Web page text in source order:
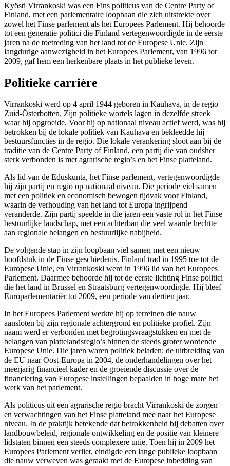
Kyösti Virrankoski was een Fins politicus van de Centre Party of
Finland, met een parlementaire loopbaan die zich uitstrekte over
zowel het Finse parlement als het Europees Parlement. Hij behoorde
tot een generatie politici die Finland vertegenwoordigde in de eerste
jaren na de toetreding van het land tot de Europese Unie. Zijn
langdurige aanwezigheid in het Europees Parlement, van 1996 tot
2009, gaf hem een herkenbare plaats in het publieke leven.
Politieke carrière
Virrankoski werd op 4 april 1944 geboren in Kauhava, in de regio
Zuid-Österbotten. Zijn politieke wortels lagen in dezelfde streek
waar hij opgroeide. Voor hij op nationaal niveau actief werd, was hij
betrokken bij de lokale politiek van Kauhava en bekleedde hij
bestuursfuncties in de regio. Die lokale verankering sloot aan bij de
traditie van de Centre Party of Finland, een partij die van oudsher
sterk verbonden is met agrarische regio’s en het Finse platteland.
Als lid van de Eduskunta, het Finse parlement, vertegenwoordigde
hij zijn partij en regio op nationaal niveau. Die periode viel samen
met een politiek en economisch bewogen tijdvak voor Finland,
waarin de verhouding van het land tot Europa ingrijpend
veranderde. Zijn partij speelde in die jaren een vaste rol in het Finse
bestuurlijke landschap, met een achterban die veel waarde hechtte
aan regionale belangen en bestuurlijke nabijheid.
De volgende stap in zijn loopbaan viel samen met een nieuw
hoofdstuk in de Finse geschiedenis. Finland trad in 1995 toe tot de
Europese Unie, en Virrankoski werd in 1996 lid van het Europees
Parlement. Daarmee behoorde hij tot de eerste lichting Finse politici
die het land in Brussel en Straatsburg vertegenwoordigde. Hij bleef
Europarlementariër tot 2009, een periode van dertien jaar.
In het Europees Parlement werkte hij op terreinen die nauw
aansloten bij zijn regionale achtergrond en politieke profiel. Zijn
naam werd er verbonden met begrotingsvraagstukken en met de
belangen van plattelandsregio’s binnen de steeds groter wordende
Europese Unie. Die jaren waren politiek beladen: de uitbreiding van
de EU naar Oost-Europa in 2004, de onderhandelingen over het
meerjarig financieel kader en de groeiende discussie over de
financiering van Europese instellingen bepaalden in hoge mate het
werk van het parlement.
Als politicus uit een agrarische regio bracht Virrankoski de zorgen
en verwachtingen van het Finse platteland mee naar het Europese
niveau. In de praktijk betekende dat betrokkenheid bij debatten over
landbouwbeleid, regionale ontwikkeling en de positie van kleinere
lidstaten binnen een steeds complexere unie. Toen hij in 2009 het
Europees Parlement verliet, eindigde een lange publieke loopbaan
die nauw verweven was geraakt met de Europese inbedding van